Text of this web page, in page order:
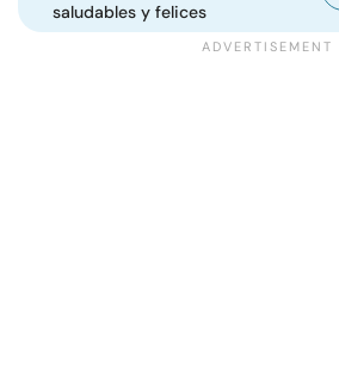
saludables y felices